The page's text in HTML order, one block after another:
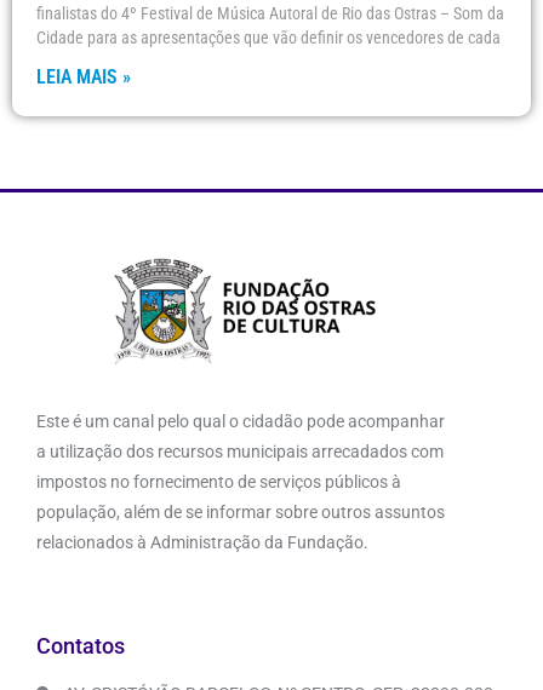
finalistas do 4º Festival de Música Autoral de Rio das Ostras – Som da
Cidade para as apresentações que vão definir os vencedores de cada
LEIA MAIS »
Este é um canal pelo qual o cidadão pode acompanhar
a utilização dos recursos municipais arrecadados com
impostos no fornecimento de serviços públicos à
população, além de se informar sobre outros assuntos
relacionados à Administração da Fundação.
Contatos